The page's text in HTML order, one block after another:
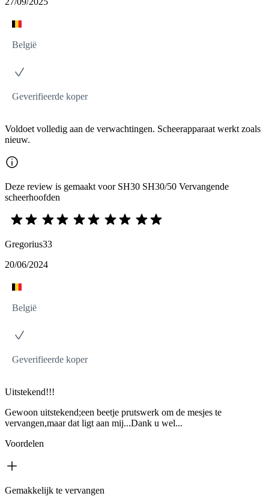
België
Geverifieerde koper
Voldoet volledig aan de verwachtingen. Scheerapparaat werkt zoals
nieuw.
Deze review is gemaakt voor SH30 SH30/50 Vervangende
scheerhoofden
Gregorius33
20/06/2024
België
Geverifieerde koper
Uitstekend!!!
Gewoon uitstekend;een beetje prutswerk om de mesjes te
vervangen,maar dat ligt aan mij...Dank u wel...
Voordelen
Gemakkelijk te vervangen